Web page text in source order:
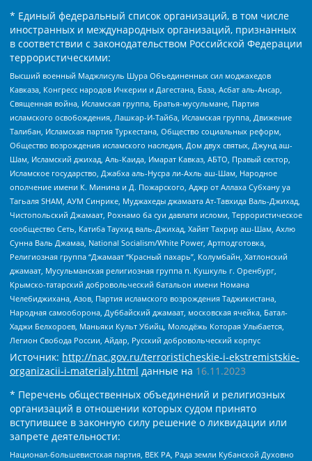
* Единый федеральный список организаций, в том числе
иностранных и международных организаций, признанных
в соответствии с законодательством Российской Федерации
террористическими:
Высший военный Маджлисуль Шура Объединенных сил моджахедов
Кавказа, Конгресс народов Ичкерии и Дагестана, База, Асбат аль-Ансар,
Священная война, Исламская группа, Братья-мусульмане, Партия
исламского освобождения, Лашкар-И-Тайба, Исламская группа, Движение
Талибан, Исламская партия Туркестана, Общество социальных реформ,
Общество возрождения исламского наследия, Дом двух святых, Джунд аш-
Шам, Исламский джихад, Аль-Каида, Имарат Кавказ, АБТО, Правый сектор,
Исламское государство, Джабха аль-Нусра ли-Ахль аш-Шам, Народное
ополчение имени К. Минина и Д. Пожарского, Аджр от Аллаха Субхану уа
Тагьаля SHAM, АУМ Синрике, Муджахеды джамаата Ат-Тавхида Валь-Джихад,
Чистопольский Джамаат, Рохнамо ба суи давлати исломи, Террористическое
сообщество Сеть, Катиба Таухид валь-Джихад, Хайят Тахрир аш-Шам, Ахлю
Сунна Валь Джамаа, National Socialism/White Power, Артподготовка,
Религиозная группа “Джамаат “Красный пахарь”, Колумбайн, Хатлонский
джамаат, Мусульманская религиозная группа п. Кушкуль г. Оренбург,
Крымско-татарский добровольческий батальон имени Номана
Челебиджихана, Азов, Партия исламского возрождения Таджикистана,
Народная самооборона, Дуббайский джамаат, московская ячейка, Батал-
Хаджи Белхороев, Маньяки Культ Убийц, Молодёжь Которая Улыбается,
Легион Свобода России, Айдар, Русский добровольческий корпус
Источник: http://nac.gov.ru/terroristicheskie-i-ekstremistskie-
organizacii-i-materialy.html данные на 16.11.2023
* Перечень общественных объединений и религиозных
организаций в отношении которых судом принято
вступившее в законную силу решение о ликвидации или
запрете деятельности:
Национал-большевистская партия, ВЕК РА, Рада земли Кубанской Духовно